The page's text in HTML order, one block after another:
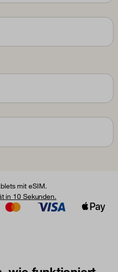
mit eSIM.
in 10 Sekunden.